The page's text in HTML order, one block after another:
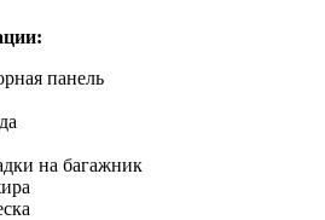
панель
на багажник